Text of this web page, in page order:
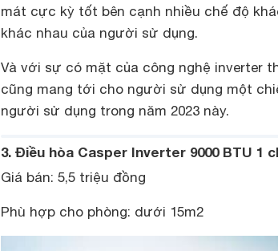
mát cực kỳ tốt bên cạnh nhiều chế độ
khác nhau của người sử dụng.
Và với sự có mặt của công nghệ inverter
cũng mang tới cho người sử dụng một
người sử dụng trong năm 2023 này.
3. Điều hòa Casper Inverter 9000 BTU 1
Giá bán: 5,5 triệu đồng
Phù hợp cho phòng: dưới 15m2